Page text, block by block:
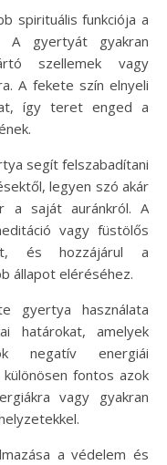
spirituális funkciója a
A gyertyát gyakran
szellemek vagy
A fekete szín elnyeli
így teret enged a
segít felszabadítani
legyen szó akár
a saját auránkról. A
vagy füstölős
és hozzájárul a
állapot eléréséhez.
gyertya használata
határokat, amelyek
negatív energiái
fontos azok
vagy gyakran
a védelem és